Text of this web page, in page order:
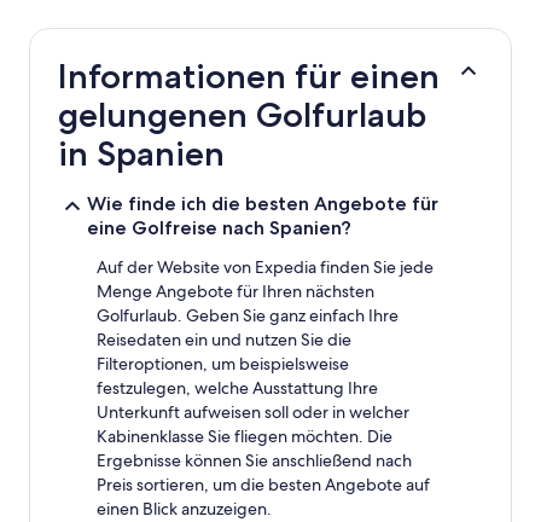
den
24 Stunden
einen
Aufenthalt
2 Erwachsenen
Verfügbarkeiten
zusätzliche
Bedingungen
Informationen für einen
gelungenen Golfurlaub
in Spanien
Wie finde ich die besten Angebote für
eine Golfreise nach Spanien?
Auf der Website von Expedia finden Sie jede
Menge Angebote für Ihren nächsten
Golfurlaub. Geben Sie ganz einfach Ihre
Reisedaten ein und nutzen Sie die
Filteroptionen, um beispielsweise
festzulegen, welche Ausstattung Ihre
Unterkunft aufweisen soll oder in welcher
Kabinenklasse Sie fliegen möchten. Die
Ergebnisse können Sie anschließend nach
Preis sortieren, um die besten Angebote auf
einen Blick anzuzeigen.